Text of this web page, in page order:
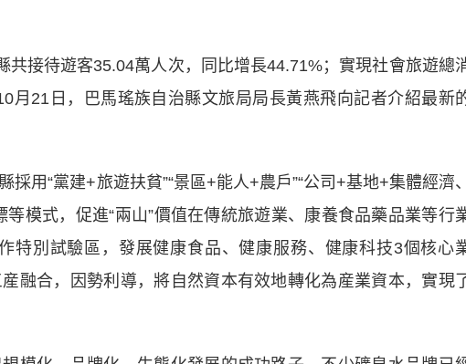
接待遊客35.04萬人次，同比增長44.71%；實現社會旅遊總
月21日，巴馬瑤族自治縣文旅局局長黃燕飛向記者介紹最新
用“黨建+旅遊扶貧”“景區+能人+農戶”“公司+基地+集體經濟、
等模式，促進“兩山”價值在傳統旅遊業、康養食品藥品業等行
特別試驗區，發展健康食品、健康服務、健康科技3個核心
融合，因勢利導，將自然資本有效地轉化為産業資本，實現